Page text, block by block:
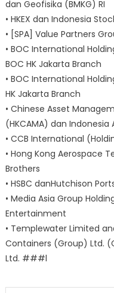
dan Geofisika (BMKG) RI
• HKEX dan Indonesia
• [SPA] Value Partners
• BOC International
BOC HK Jakarta Branch
• BOC International
HK Jakarta Branch
• Chinese Asset
(HKCAMA) dan
• CCB International
• Hong Kong Aerospace
Brothers
• HSBC danHutchison
• Media Asia Group
Entertainment
• Templewater Limited
Containers (Group) Ltd.
Ltd. ###l